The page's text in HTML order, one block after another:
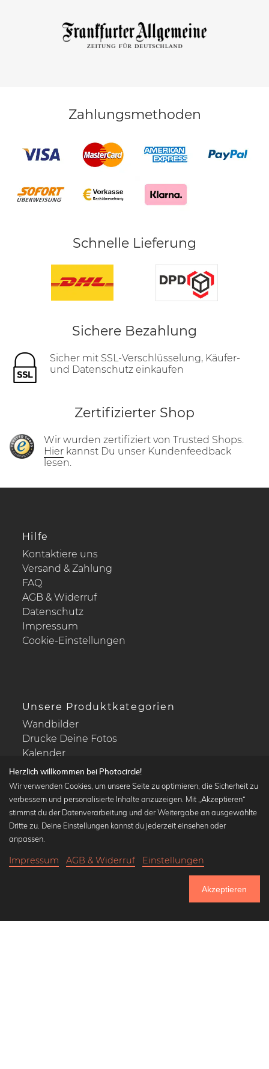
Bis Donnerstag: 20% Rabatt auf alle Bilder
Zahlungsmethoden
Schnelle Lieferung
Sichere Bezahlung
Sicher mit SSL-Verschlüsselung, Käufer-
und Datenschutz einkaufen
Zertifizierter Shop
Wir wurden zertifiziert von Trusted Shops.
Hier kannst Du unser Kundenfeedback
lesen.
Hilfe
Kontaktiere uns
Versand & Zahlung
FAQ
AGB & Widerruf
Datenschutz
Impressum
Cookie-Einstellungen
Unsere Produktkategorien
Wandbilder
Drucke Deine Fotos
Kalender
Beliebte Kollektionen
Wandbilder in schwarz-weiß
Klassiker der Kunstgeschichte
Herzlich willkommen bei Photocircle!
Wir verwenden Cookies, um unsere Seite zu optimieren, die Sicherheit zu
verbessern und personalisierte Inhalte anzuzeigen. Mit „Akzeptieren“
stimmst du der Datenverarbeitung und der Weitergabe an ausgewählte
Dritte zu. Deine Einstellungen kannst du jederzeit einsehen oder
anpassen.
Impressum AGB & Widerruf Einstellungen
Akzeptieren